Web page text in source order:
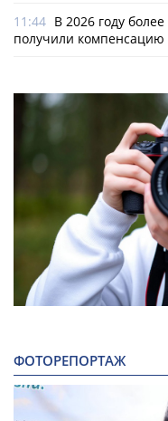
11:44 В 2026 году
получили
ФОТОРЕПОРТАЖ